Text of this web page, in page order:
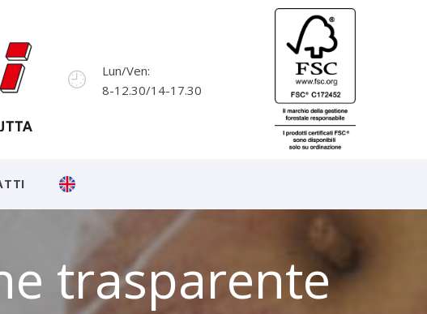
Lun/Ven:
8-12.30/14-17.30
trasparente